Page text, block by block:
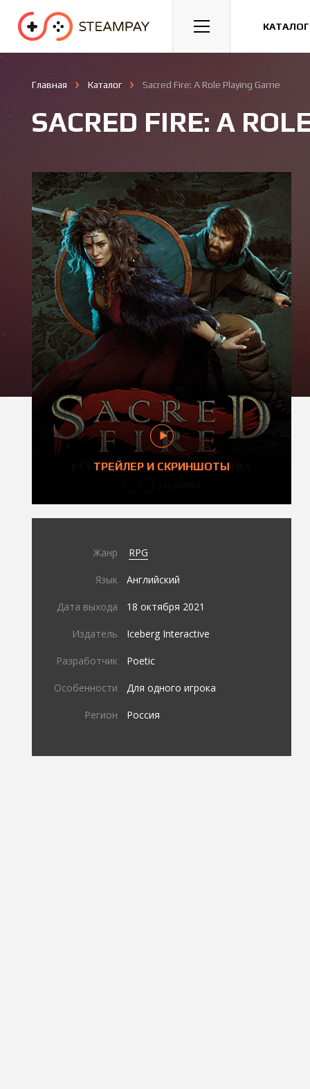
Спорт Гонки Казуальные
Главная Каталог Sacred Fire: A Role Playing Game
SACRED FIRE: A
ТРЕЙЛЕР И СКРИНШОТЫ
Жанр RPG
Язык Английский
Дата выхода 18 октября 2021
Издатель Iceberg Interactive
Разработчик Poetic
Особенности Для одного игрока
Регион Россия